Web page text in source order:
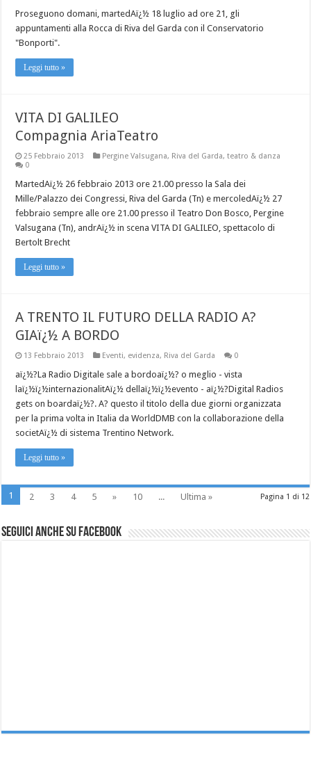
Proseguono domani, martedAï¿½ 18 luglio ad ore 21, gli
appuntamenti alla Rocca di Riva del Garda con il Conservatorio
"Bonporti".
Leggi tutto »
VITA DI GALILEO
Compagnia AriaTeatro
25 Febbraio 2013 Pergine Valsugana, Riva del Garda,teatro & danza
0
MartedAï¿½ 26 febbraio 2013 ore 21.00 presso la Sala dei
Mille/Palazzo dei Congressi, Riva del Garda (Tn) e mercoledAï¿½ 27
febbraio sempre alle ore 21.00 presso il Teatro Don Bosco, Pergine
Valsugana (Tn), andrAï¿½ in scena VITA DI GALILEO, spettacolo di
Bertolt Brecht
Leggi tutto »
A TRENTO IL FUTURO DELLA RADIO A?
GIAï¿½ A BORDO
13 Febbraio 2013 Eventi, evidenza, Riva del Garda 0
aï¿½?La Radio Digitale sale a bordoaï¿½? o meglio - vista
laï¿½ï¿½internazionalitAï¿½ dellaï¿½ï¿½evento - aï¿½?Digital Radios
gets on boardaï¿½?. A? questo il titolo della due giorni organizzata
per la prima volta in Italia da WorldDMB con la collaborazione della
societAï¿½ di sistema Trentino Network.
Leggi tutto »
Pagina 1 di 12
1 2 3 4 5 » 10 ... Ultima »
Seguici anche su Facebook